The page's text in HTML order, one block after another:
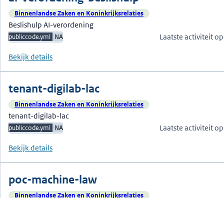
Binnenlandse Zaken en Koninkrijksrelaties
Beslishulp AI-verordening
publiccode.yml NA Laatste activiteit
Bekijk details
tenant-digilab-lac
Binnenlandse Zaken en Koninkrijksrelaties
tenant-digilab-lac
publiccode.yml NA Laatste activiteit
Bekijk details
poc-machine-law
Binnenlandse Zaken en Koninkrijksrelaties